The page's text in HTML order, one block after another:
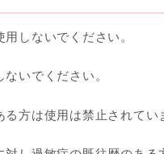
しないでください。
いでください。
方は使用は禁止されてい